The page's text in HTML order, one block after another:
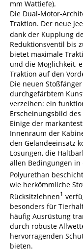
mm Wattiefe).
Die Dual-Motor-
Traktion. Der neue
dank der Kupplung
Reduktionsventil bis
bietet maximale
und die Möglichkeit,
Traktion auf den
Die neuen
durchgefärbtem
verzeihen: ein
Erscheinungsbild
Einige der
Innenraum der
den Geländeeinsatz
Lösungen, die
allen Bedingungen
Polyurethan
wie herkömmliche
Rücksitzlehnen1
besonders für
häufig Ausrüstung
durch robuste
hervorragenden
bieten.